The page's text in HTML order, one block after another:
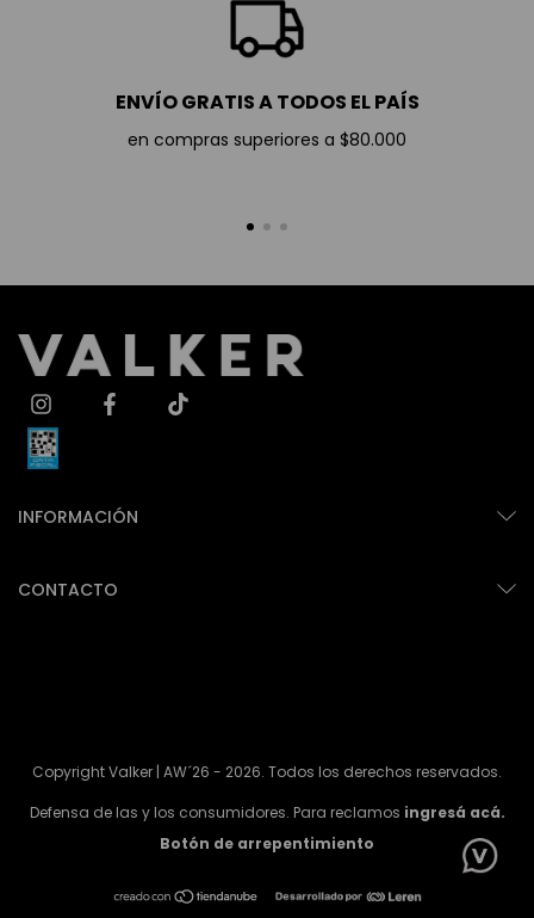
ENVÍO GRATIS A TODOS EL PAÍS
en compras superiores a $80.000
INFORMACIÓN
CONTACTO
Copyright Valker | AW´26 - 2026. Todos los derechos reservados.
Defensa de las y los consumidores. Para reclamos ingresá acá.
Botón de arrepentimiento